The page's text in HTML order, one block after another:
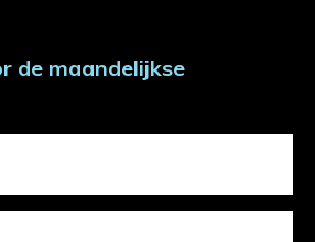
de maandelijkse